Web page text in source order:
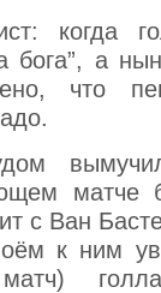
когда
бога”, а
что
матче
с Ван
к ним